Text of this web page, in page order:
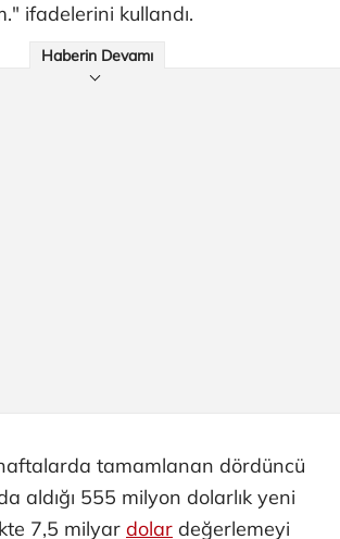
ifadelerini kullandı.
Haberin Devamı
tamamlanan dördüncü
aldığı 555 milyon dolarlık yeni
7,5 milyar dolar değerlemeyi